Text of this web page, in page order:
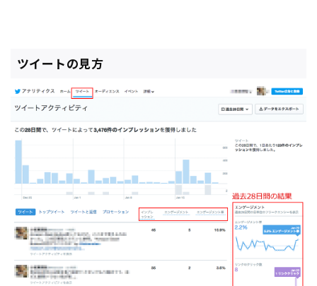
ツイートの見方